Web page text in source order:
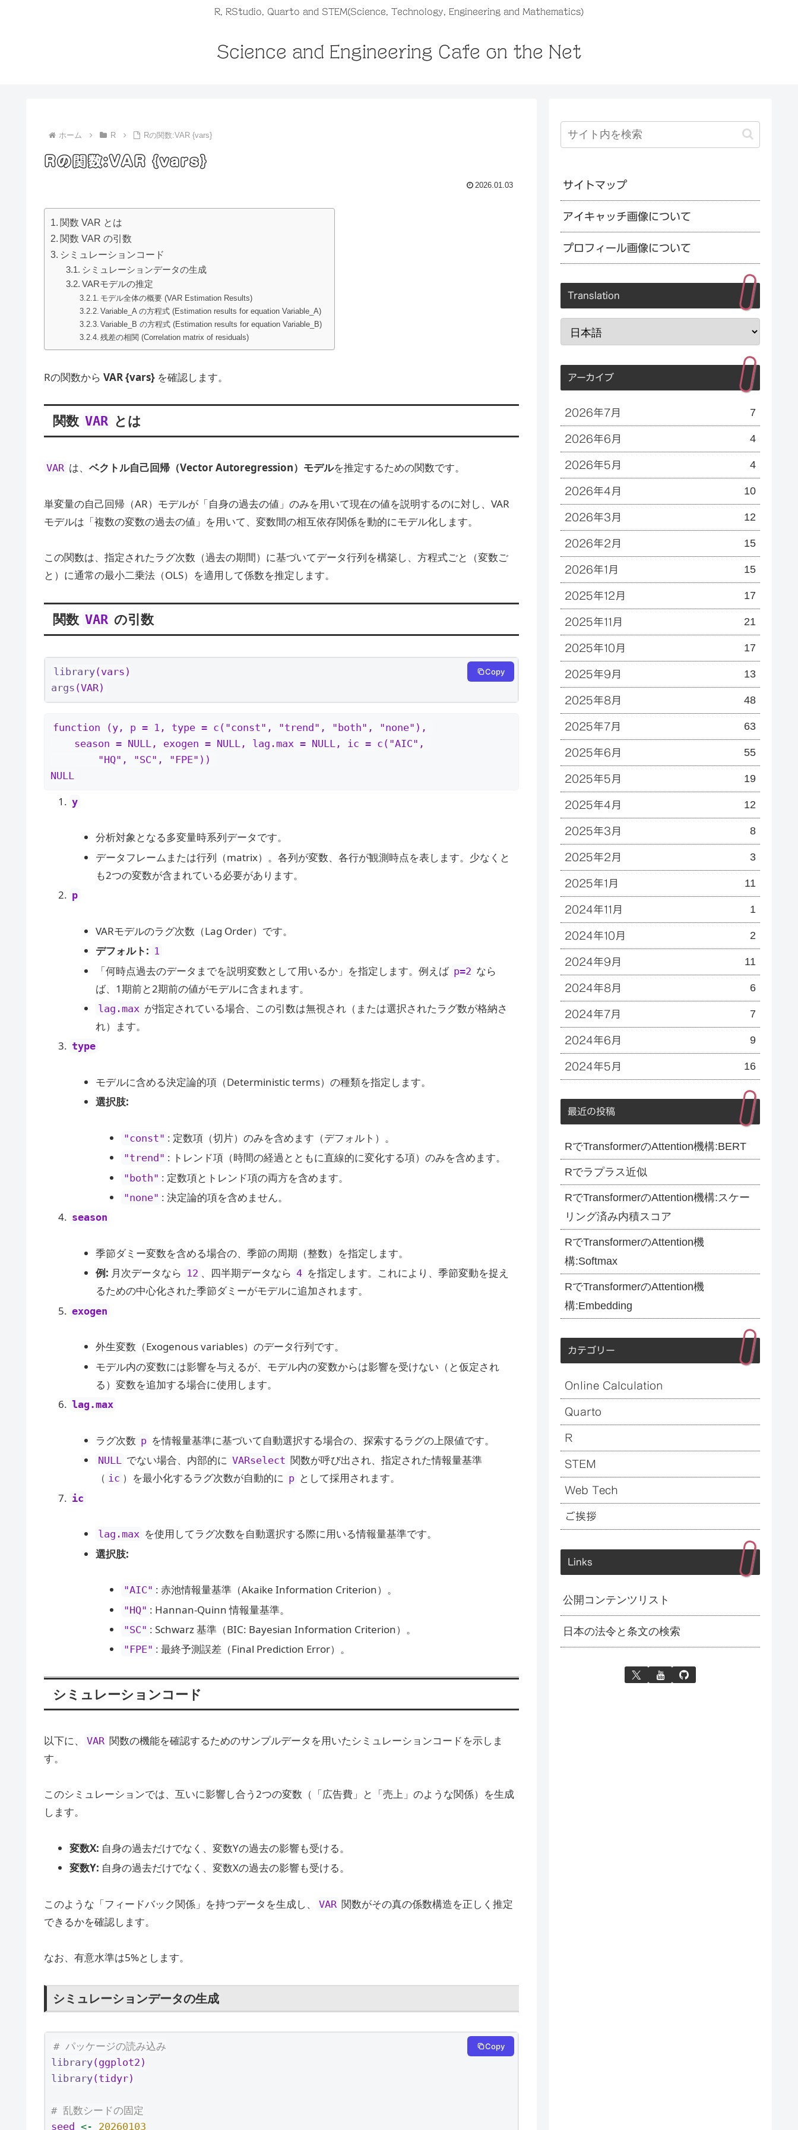
R, RStudio, Quarto and STEM(Science, Technology, Engineering and Mathematics)
Science and Engineering Cafe on the Net
ホーム R Rの関数:VAR {vars}
Rの関数:VAR {vars}
2026.01.03
関数 VAR とは
関数 VAR の引数
シミュレーションコード
シミュレーションデータの生成
VARモデルの推定
モデル全体の概要 (VAR Estimation Results)
Variable_A の方程式 (Estimation results for equation Variable_A)
Variable_B の方程式 (Estimation results for equation Variable_B)
残差の相関 (Correlation matrix of residuals)
Rの関数から VAR {vars} を確認します。
関数 VAR とは
VAR は、 ベクトル自己回帰（Vector Autoregression）モデルを推定するための関数です。
単変量の自己回帰（AR）モデルが「自身の過去の値」のみを用いて現在の値を説明するのに対し、VAR
モデルは「複数の変数の過去の値」を用いて、変数間の相互依存関係を動的にモデル化します。
この関数は、指定されたラグ次数（過去の期間）に基づいてデータ行列を構築し、方程式ごと（変数ご
と）に通常の最小二乗法（OLS）を適用して係数を推定します。
関数 VAR の引数
library(vars)
args (VAR)
Copy
function (y, p = 1, type = c("const", "trend", "both", "none"),
NULL
y
分析対象となる多変量時系列データです。
データフレームまたは行列（matrix）。各列が変数、各行が観測時点を表します。少なくと
も2つの変数が含まれている必要があります。
p
VARモデルのラグ次数（Lag Order）です。
デフォルト: 1
「何時点過去のデータまでを説明変数として用いるか」を指定します。例えば p=2 なら
ば、1期前と2期前の値がモデルに含まれます。
lag.max が指定されている場合、この引数は無視され（または選択されたラグ数が格納さ
れ）ます。
type
モデルに含める決定論的項（Deterministic terms）の種類を指定します。
選択肢:
"const" : 定数項（切片）のみを含めます（デフォルト）。
"trend" : トレンド項（時間の経過とともに直線的に変化する項）のみを含めます。
"both" : 定数項とトレンド項の両方を含めます。
"none" : 決定論的項を含めません。
season
季節ダミー変数を含める場合の、季節の周期（整数）を指定します。
例: 月次データなら 12 、四半期データなら 4 を指定します。これにより、季節変動を捉え
るための中心化された季節ダミーがモデルに追加されます。
exogen
外生変数（Exogenous variables）のデータ行列です。
モデル内の変数には影響を与えるが、モデル内の変数からは影響を受けない（と仮定され
る）変数を追加する場合に使用します。
lag.max
ラグ次数 p を情報量基準に基づいて自動選択する場合の、探索するラグの上限値です。
NULL でない場合、内部的に VARselect 関数が呼び出され、指定された情報量基準
（ ic ）を最小化するラグ次数が自動的に p として採用されます。
ic
lag.max を使用してラグ次数を自動選択する際に用いる情報量基準です。
選択肢:
"AIC" : 赤池情報量基準（Akaike Information Criterion）。
"HQ" : Hannan-Quinn 情報量基準。
"SC" : Schwarz 基準（BIC: Bayesian Information Criterion）。
"FPE" : 最終予測誤差（Final Prediction Error）。
シミュレーションコード
以下に、 VAR 関数の機能を確認するためのサンプルデータを用いたシミュレーションコードを示しま
す。
このシミュレーションでは、互いに影響し合う2つの変数（「広告費」と「売上」のような関係）を生成
します。
変数X: 自身の過去だけでなく、変数Yの過去の影響も受ける。
変数Y: 自身の過去だけでなく、変数Xの過去の影響も受ける。
このような「フィードバック関係」を持つデータを生成し、 VAR 関数がその真の係数構造を正しく推定
できるかを確認します。
なお、有意水準は5%とします。
シミュレーションデータの生成
# パッケージの読み込み
library(ggplot2)
library(tidyr)
# 乱数シードの固定
seed <- 20260103
Copy
サイトマップ
アイキャッチ画像について
プロフィール画像について
Translation
アーカイブ
2026年7月 7
2026年6月 4
2026年5月 4
2026年4月 10
2026年3月 12
2026年2月 15
2026年1月 15
2025年12月 17
2025年11月 21
2025年10月 17
2025年9月 13
2025年8月 48
2025年7月 63
2025年6月 55
2025年5月 19
2025年4月 12
2025年3月 8
2025年2月 3
2025年1月 11
2024年11月 1
2024年10月 2
2024年9月 11
2024年8月 6
2024年7月 7
2024年6月 9
2024年5月 16
最近の投稿
RでTransformerのAttention機構:BERT
Rでラプラス近似
RでTransformerのAttention機構:スケー
リング済み内積スコア
RでTransformerのAttention機
構:Softmax
RでTransformerのAttention機
構:Embedding
カテゴリー
Online Calculation
Quarto
R
STEM
Web Tech
ご挨拶
Links
公開コンテンツリスト
日本の法令と条文の検索